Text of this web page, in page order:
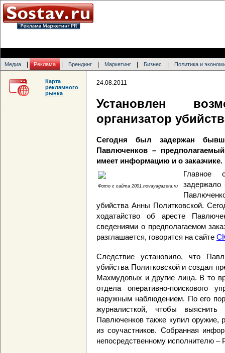
Медиа Реклама Брендинг Маркетинг Бизнес Политика и
24.08.2011
Установлен
организатор
Сегодня был задержан
Павлюченков –
имеет информацию и о заказчике.
Фото с сайта 2001.novayagazeta.ru
Главное
задержало
убийства Анны Политковской.
ходатайство об аресте
сведениями о предполагаемом
разглашается, говорится на сайте
Следствие установило, что
убийства Политковской и создал
Махмудовых и другие лица. В то
отдела оперативно-поискового
наружным наблюдением. По его
журналисткой, чтобы
Павлюченков также купил оружие,
из соучастников. Собранная
непосредственному исполнителю
Карта
рекламного
рынка